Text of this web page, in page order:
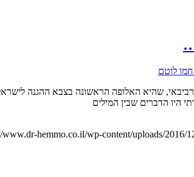
לוטם
שהיא האלופה הראשונה בצבא ההגנה
היו הדברים שבין המילים
www.dr-hemmo.co.il/wp-content/uploads/2016/